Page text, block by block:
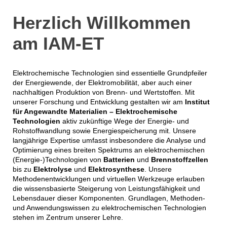
Herzlich Willkommen
am IAM-ET
Elektrochemische Technologien sind essentielle Grundpfeiler
der Energiewende, der Elektromobilität, aber auch einer
nachhaltigen Produktion von Brenn- und Wertstoffen. Mit
unserer Forschung und Entwicklung gestalten wir am Institut
für Angewandte Materialien – Elektrochemische
Technologien aktiv zukünftige Wege der Energie- und
Rohstoffwandlung sowie Energiespeicherung mit. Unsere
langjährige Expertise umfasst insbesondere die Analyse und
Optimierung eines breiten Spektrums an elektrochemischen
(Energie-)Technologien von Batterien und Brennstoffzellen
bis zu Elektrolyseund Elektrosynthese. Unsere
Methodenentwicklungen und virtuellen Werkzeuge erlauben
die wissensbasierte Steigerung von Leistungsfähigkeit und
Lebensdauer dieser Komponenten. Grundlagen, Methoden-
und Anwendungswissen zu elektrochemischen Technologien
stehen im Zentrum unserer Lehre.